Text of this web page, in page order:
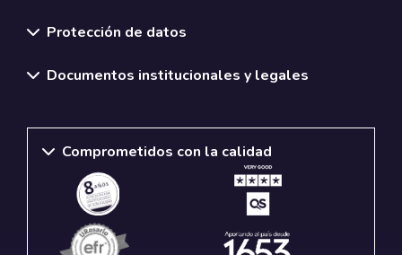
Protección de datos
Documentos institucionales y legales
Comprometidos con la calidad